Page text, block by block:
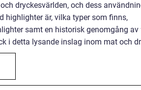
dryckesvärlden, och dess
highlighter är, vilka typer som finns,
samt en historisk genomgång av
i detta lysande inslag inom mat och